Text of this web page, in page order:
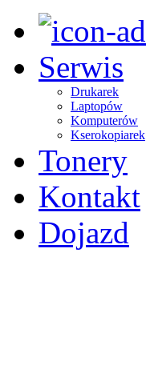
Serwis
Drukarek
Laptopów
Komputerów
Kserokopiarek
Tonery
Kontakt
Dojazd